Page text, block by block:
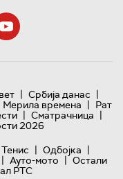
| Србија данас |
Мерила времена | Рат
| Сматрачница |
2026
Тенис | Одбојка |
| Ауто-мото | Остали
РТС